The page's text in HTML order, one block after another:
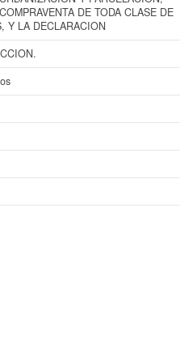
DE TODA CLASE DE
Y LA DECLARACION